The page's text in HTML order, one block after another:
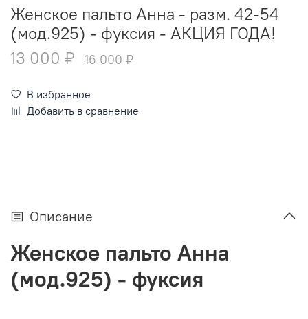
Женское пальто Анна - разм. 42-54
(мод.925) - фуксия - АКЦИЯ ГОДА!
13 000 ₽
16 000 ₽
В избранное
Добавить в сравнение
Описание
Женское пальто Анна
(мод.925) - фуксия